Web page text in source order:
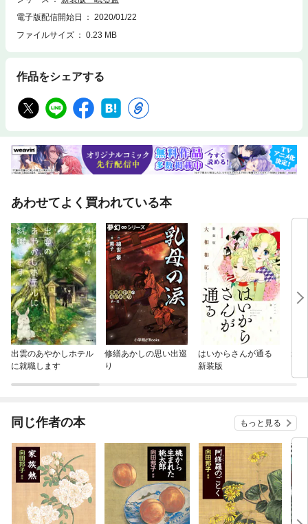
電子版配信開始日
2020/01/22
ファイルサイズ
0.23 MB
作品をシェアする
あわせてよく買われている本
出雲のあやかしホテル
に就職します
修繕あかしの思い出巡
り
はいからさんが通る
新装版
れ
同じ作者の本 もっと見る